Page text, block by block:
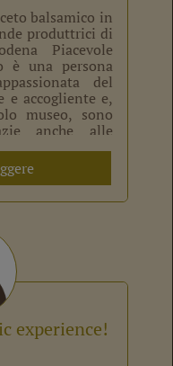
balsamico in
produttrici di
Piacevole
è una persona
del
e accogliente e,
museo, sono
anche alle
proprietario. La
experience!